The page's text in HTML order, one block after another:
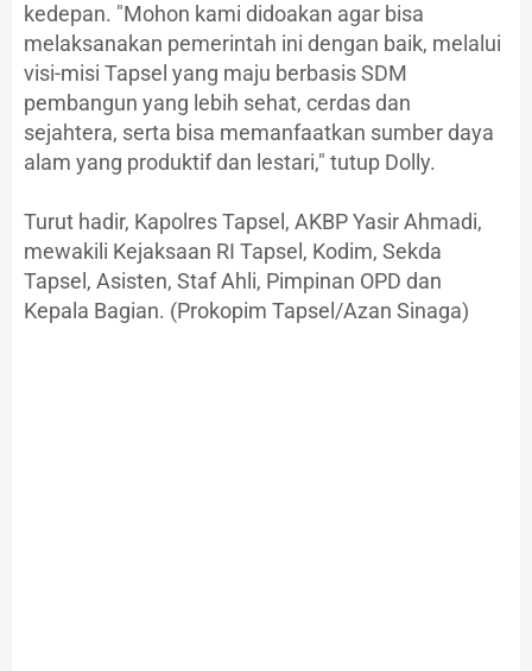
kedepan. "Mohon kami didoakan agar bisa
melaksanakan pemerintah ini dengan baik, melalui
visi-misi Tapsel yang maju berbasis SDM
pembangun yang lebih sehat, cerdas dan
sejahtera, serta bisa memanfaatkan sumber daya
alam yang produktif dan lestari," tutup Dolly.
Turut hadir, Kapolres Tapsel, AKBP Yasir Ahmadi,
mewakili Kejaksaan RI Tapsel, Kodim, Sekda
Tapsel, Asisten, Staf Ahli, Pimpinan OPD dan
Kepala Bagian. (Prokopim Tapsel/Azan Sinaga)